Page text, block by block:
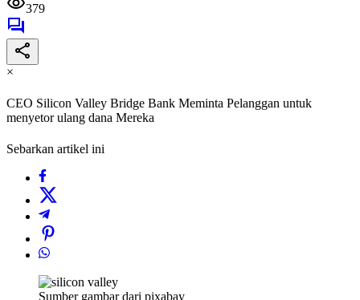
379
×
CEO Silicon Valley Bridge Bank Meminta Pelanggan untuk
menyetor ulang dana Mereka
Sebarkan artikel ini
Sumber gambar dari pixabay